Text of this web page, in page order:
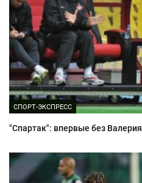
СПОРТ-ЭКСПРЕСС
"Спартак": впервые без Валерия